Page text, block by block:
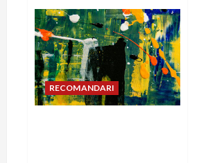
să
aliniezi
echipa
internă
la
obiectivele
de
PR
business
RECOMANDARI